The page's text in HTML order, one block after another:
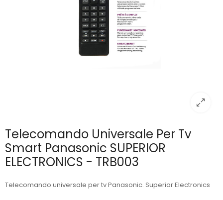
Telecomando Universale Per Tv
Smart Panasonic SUPERIOR
ELECTRONICS - TRB003
Telecomando universale per tv Panasonic. Superior Electronics